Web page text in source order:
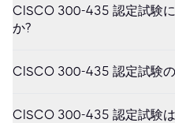
CISCO 300-435 認定試験
か?
CISCO 300-435 認定試験
CISCO 300-435 認定試験